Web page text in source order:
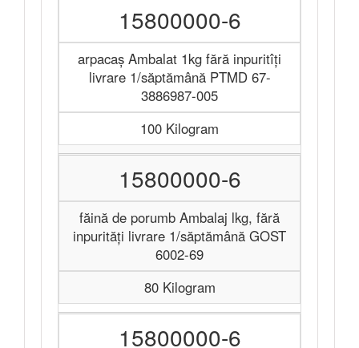
15800000-6
arpacaș Ambalat 1kg fără inpuritîţi
livrare 1/săptămână PTMD 67-
3886987-005
100 Kilogram
15800000-6
făină de porumb Ambalaj lkg, fără
inpurităţi livrare 1/săptămână GOST
6002-69
80 Kilogram
15800000-6